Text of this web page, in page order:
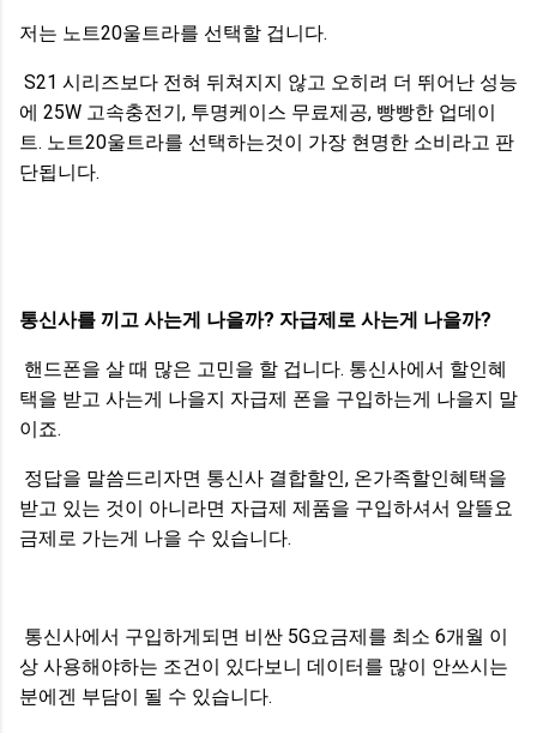
저는 노트20울트라를 선택할 겁니다.
S21 시리즈보다 전혀 뒤쳐지지 않고 오히려 더 뛰어난 성능
에 25W 고속충전기, 투명케이스 무료제공, 빵빵한 업데이
트. 노트20울트라를 선택하는것이 가장 현명한 소비라고 판
단됩니다.
통신사를 끼고 사는게 나을까? 자급제로 사는게 나을까?
핸드폰을 살 때 많은 고민을 할 겁니다. 통신사에서 할인혜
택을 받고 사는게 나을지 자급제 폰을 구입하는게 나을지 말
이죠.
정답을 말씀드리자면 통신사 결합할인, 온가족할인혜택을
받고 있는 것이 아니라면 자급제 제품을 구입하셔서 알뜰요
금제로 가는게 나을 수 있습니다.
통신사에서 구입하게되면 비싼 5G요금제를 최소 6개월 이
상 사용해야하는 조건이 있다보니 데이터를 많이 안쓰시는
분에겐 부담이 될 수 있습니다.